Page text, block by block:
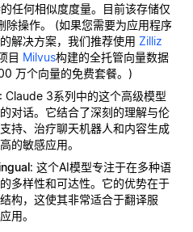
任何相似度度量。目前该存储仅
除操作。 (如果您需要为应用程序
解决方案，我们推荐使用 Zilliz
目 Milvus构建的全托管向量数据
万个向量的免费套餐。)
: Claude 3系列中的这个高级模型
对话。它结合了深刻的理解与伦
持、治疗聊天机器人和内容生成
的敏感应用。
: 这个AI模型专注于在多种语
多样性和可达性。它的优势在于
构，这使其非常适合于翻译服
用。